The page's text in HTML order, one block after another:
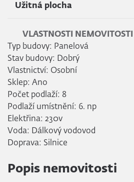
Užitná plocha
VLASTNOSTI NEMOVITOSTI
Typ budovy: Panelová
Stav budovy: Dobrý
Vlastnictví: Osobní
Sklep: Ano
Počet podlaží: 8
Podlaží umístnění: 6. np
Elektřina: 230v
Voda: Dálkový vodovod
Doprava: Silnice
Popis nemovitosti